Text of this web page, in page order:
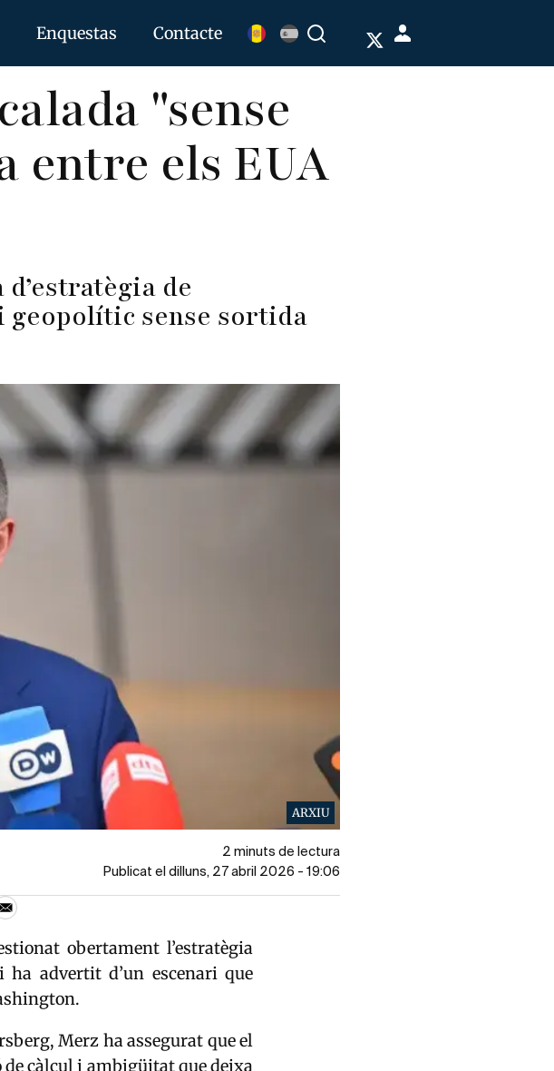
Enquestas Contacte Buscar Menú
de
"sense
entre els EUA
de
geopolític sense sortida
ARXIU
2 minuts de lectura
Publicat el dilluns, 27 abril 2026 - 19:06
obertament l’estratègia
advertit d’un escenari que
Merz ha assegurat que el
càlcul i ambigüitat que deixa